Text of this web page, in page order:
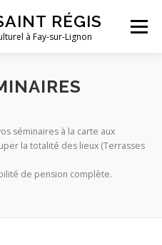
RÉGIS
à Fay-sur-Lignon
Menu
ACTIVITÉS
PLANS D’ACCÈS
séminaires à la carte aux
la totalité des lieux (Terrasses
de pension complète.